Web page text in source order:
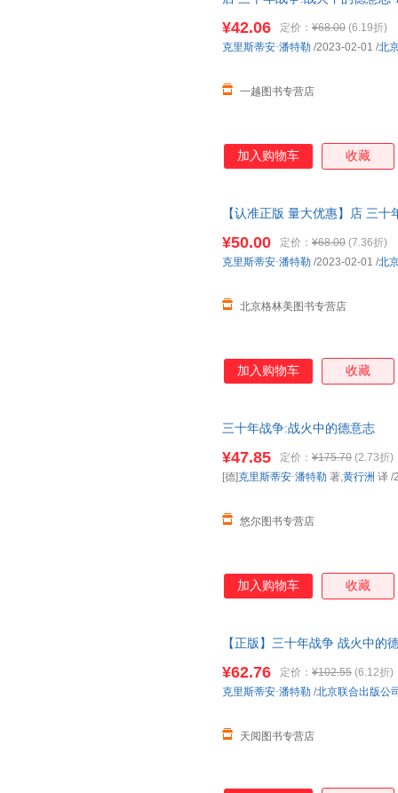
¥42.06 定价： ¥68.00 (6.19折)
一越图书专营店
克里斯蒂安·潘特勒 /2023-02-01 /北
加入购物车 收藏
【认准正版 量大优惠】店 三
取
¥50.00 定价： ¥68.00 (7.36折)
北京格林美图书专营店
克里斯蒂安·潘特勒 /2023-02-01 /北
加入购物车 收藏
三十年战争:战火中的德意志
¥47.85 定价： ¥175.70 (2.73折)
悠尔图书专营店
[德]克里斯蒂安·潘特勒 著,黄行洲 译 /
加入购物车 收藏
【正版】三十年战争 战火中的
¥62.76 定价： ¥102.55 (6.12折)
天阅图书专营店
克里斯蒂安·潘特勒 /北京联合出版公